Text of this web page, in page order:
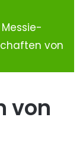
von
von